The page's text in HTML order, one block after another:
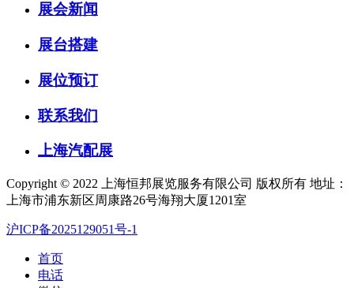
展会新闻
展台搭建
展位预订
联系我们
上海汽配展
Copyright © 2022 上海恒邦展览服务有限公司 版权所有 地址：
上海市浦东新区周康路26号海翔大厦1201室
沪ICP备2025129051号-1
首页
电话